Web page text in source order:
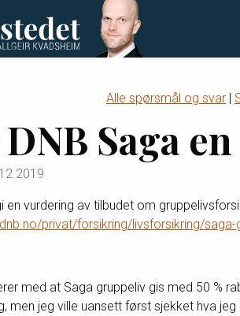
Alle spørsmål og svar |
Saga
en vurdering av tilbudet om
privat/forsikring/livsforsikring/saga-
med at Saga gruppeliv gis med 50 %
men jeg ville uansett først sjekket hva